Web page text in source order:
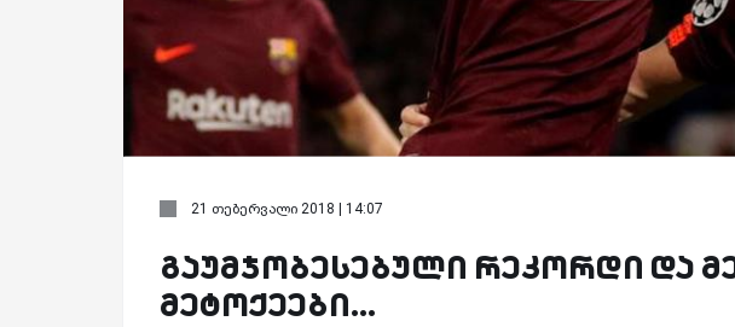
21 თებერვალი 2018 | 14:07
გაუმჯობესებული რეკორდი და
მეტოქეები...